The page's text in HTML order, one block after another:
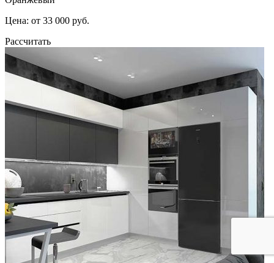
Цена: от 33 000 руб.
Рассчитать